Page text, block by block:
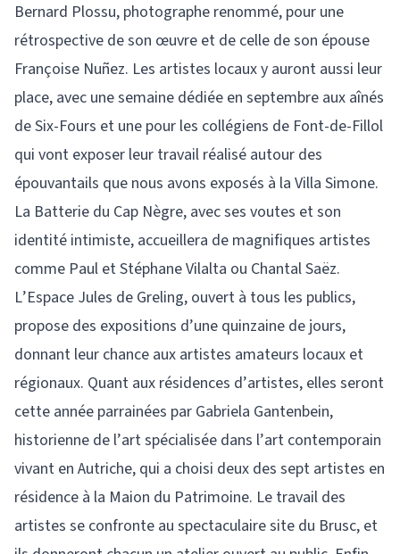
Bernard Plossu, photographe renommé, pour une
rétrospective de son œuvre et de celle de son épouse
Françoise Nuñez. Les artistes locaux y auront aussi leur
place, avec une semaine dédiée en septembre aux aînés
de Six-Fours et une pour les collégiens de Font-de-Fillol
qui vont exposer leur travail réalisé autour des
épouvantails que nous avons exposés à la Villa Simone.
La Batterie du Cap Nègre, avec ses voutes et son
identité intimiste, accueillera de magnifiques artistes
comme Paul et Stéphane Vilalta ou Chantal Saëz.
L’Espace Jules de Greling, ouvert à tous les publics,
propose des expositions d’une quinzaine de jours,
donnant leur chance aux artistes amateurs locaux et
régionaux. Quant aux résidences d’artistes, elles seront
cette année parrainées par Gabriela Gantenbein,
historienne de l’art spécialisée dans l’art contemporain
vivant en Autriche, qui a choisi deux des sept artistes en
résidence à la Maion du Patrimoine. Le travail des
artistes se confronte au spectaculaire site du Brusc, et